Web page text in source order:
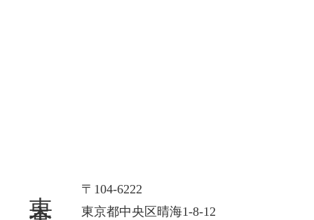
東京支店
〒104-6222
東京都中央区晴海1-8-12